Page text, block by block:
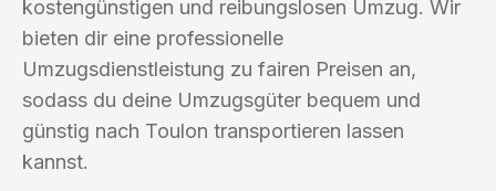
kostengünstigen und reibungslosen Umzug. Wir
bieten dir eine professionelle
Umzugsdienstleistung zu fairen Preisen an,
sodass du deine Umzugsgüter bequem und
günstig nach Toulon transportieren lassen
kannst.